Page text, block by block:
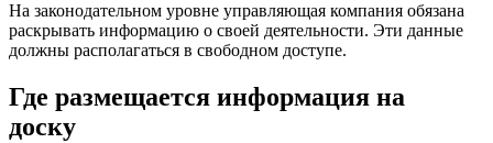
На законодательном уровне управляющая компания обязана
раскрывать информацию о своей деятельности. Эти данные
должны располагаться в свободном доступе.
Где размещается информация на
доску